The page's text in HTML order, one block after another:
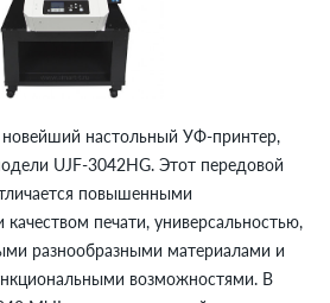
настольный УФ-принтер,
UJF-3042HG. Этот передовой
повышенными
печати, универсальностью,
разнообразными материалами и
возможностями. В